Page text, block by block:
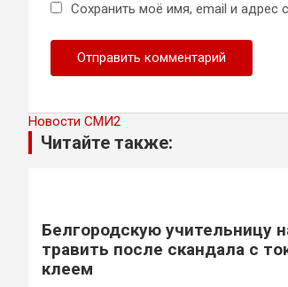
Сохранить моё имя, email и адрес
Новости СМИ2
Читайте также:
Белгородскую учительницу
травить после скандала с
клеем